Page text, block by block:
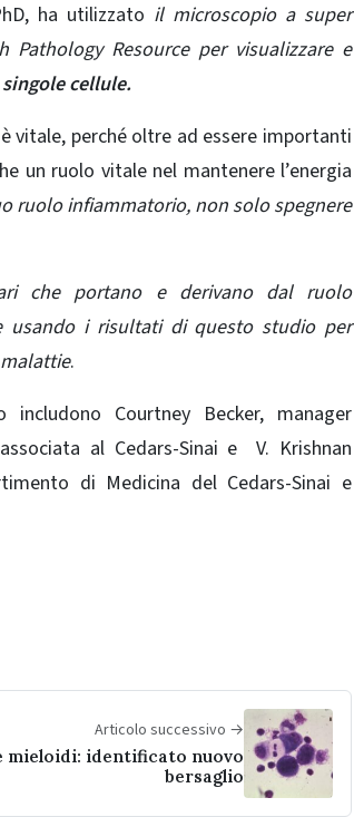
ha utilizzato il microscopio a super
Pathology Resource per visualizzare e
cellule.
è vitale, perché oltre ad essere importanti
un ruolo vitale nel mantenere l’energia
ruolo infiammatorio, non solo spegnere
che portano e derivano dal ruolo
usando i risultati di questo studio per
.
Courtney Becker, manager
al Cedars-Sinai e V. Krishnan
di Medicina del Cedars-Sinai e
Articolo successivo →
mieloidi: identificato nuovo
bersaglio